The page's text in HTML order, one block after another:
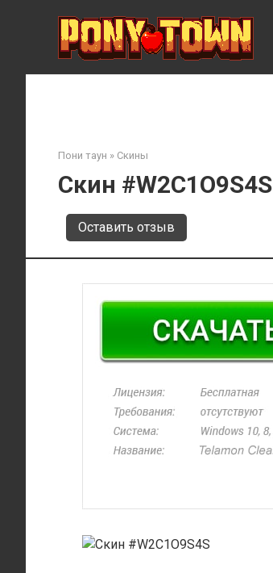
Пони таун » Скины
Скин #W2C1O9S4S
Оставить отзыв